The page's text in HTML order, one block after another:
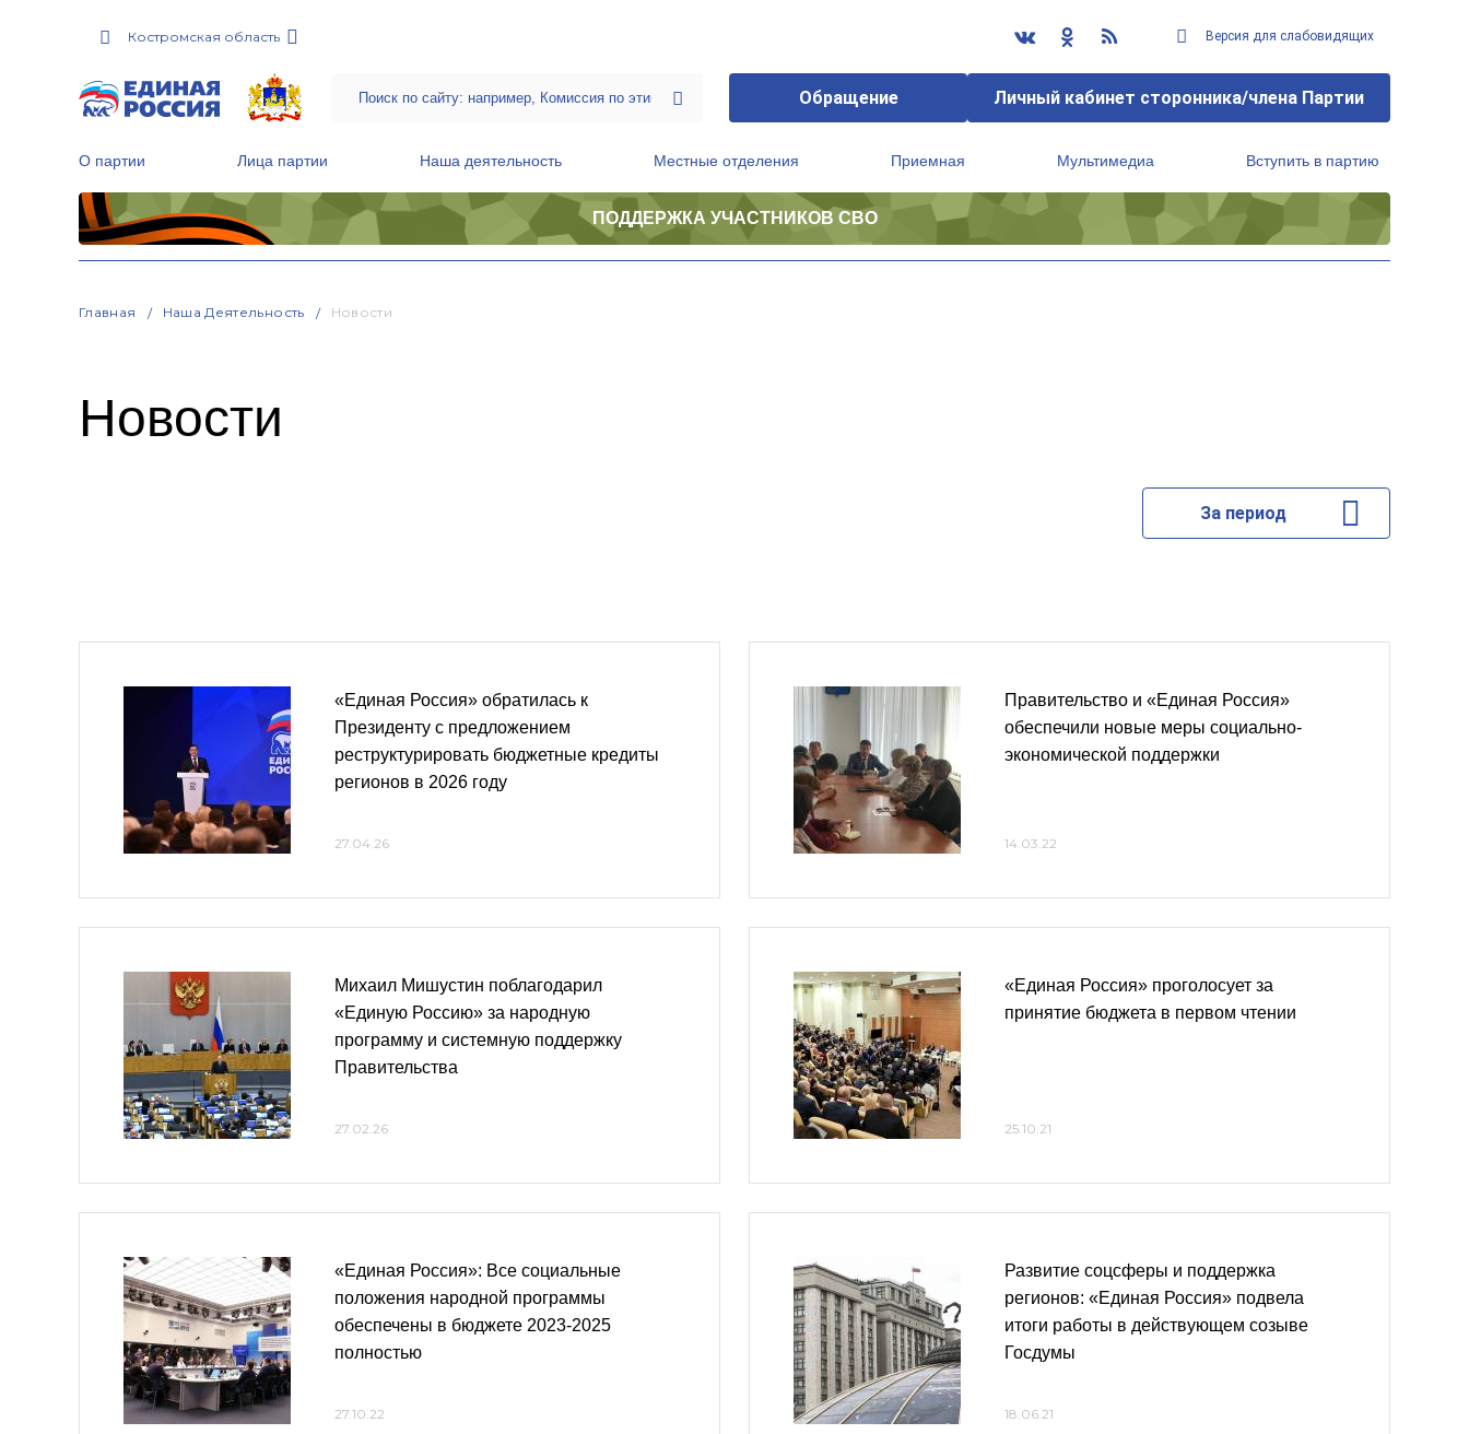
Костромская область Версия для слабовидящих
Обращение Личный кабинет сторонника/члена Партии
О партии Лица партии Наша деятельность Местные отделения Приемная Мультимедиа Вступить в партию
ПОДДЕРЖКА УЧАСТНИКОВ СВО
Главная Наша Деятельность Новости
Новости
За период
«Единая Россия» обратилась к
Президенту с предложением
реструктурировать бюджетные кредиты
регионов в 2026 году
27.04.26
Михаил Мишустин поблагодарил
«Единую Россию» за народную
программу и системную поддержку
Правительства
27.02.26
«Единая Россия»: Все социальные
положения народной программы
обеспечены в бюджете 2023-2025
полностью
27.10.22
Правительство и «Единая Россия»
обеспечили новые меры социально-
экономической поддержки
14.03.22
«Единая Россия» проголосует за
принятие бюджета в первом чтении
25.10.21
Развитие соцсферы и поддержка
регионов: «Единая Россия» подвела
итоги работы в действующем созыве
Госдумы
18.06.21